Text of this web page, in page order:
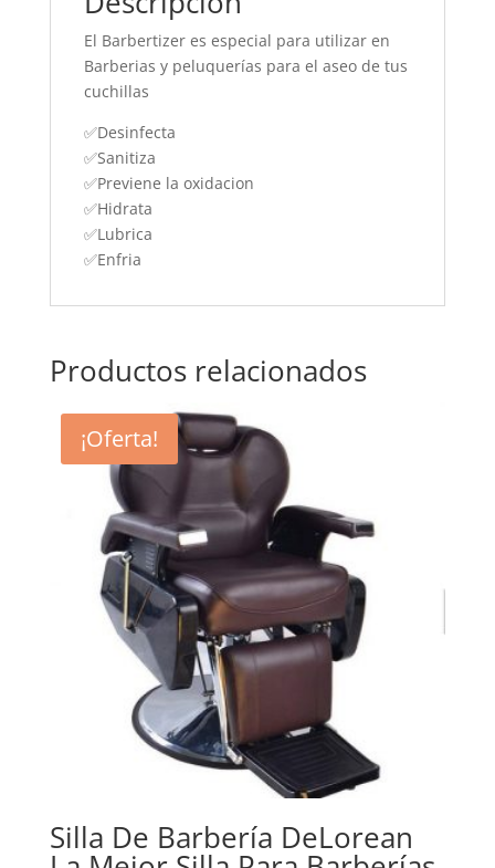
El Barbertizer es especial para utilizar en
Barberias y peluquerías para el aseo de tus
cuchillas
✅Desinfecta
✅Sanitiza
✅Previene la oxidacion
✅Hidrata
✅Lubrica
✅Enfria
Productos relacionados
¡Oferta!
Silla De Barbería DeLorean